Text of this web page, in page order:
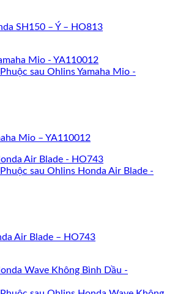
SH150 – Ý – HO813
Mio – YA110012
Air Blade – HO743